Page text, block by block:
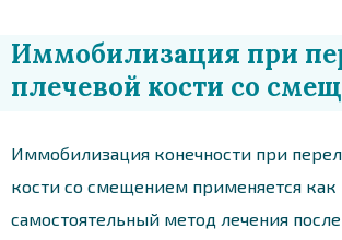
Иммобилизация при
плечевой кости со
Иммобилизация конечности при
кости со смещением применяется как
самостоятельный метод лечения